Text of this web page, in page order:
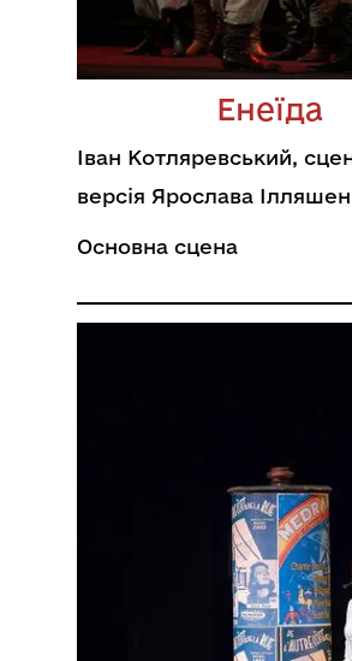
Енеїда
Іван Котляревський,
версія Ярослава
Основна сцена